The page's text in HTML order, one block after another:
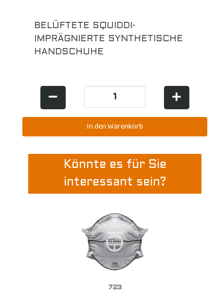
BELÜFTETE SQUIDDI-
IMPRÄGNIERTE SYNTHETISCHE
HANDSCHUHE
Könnte es für Sie
interessant sein?
723